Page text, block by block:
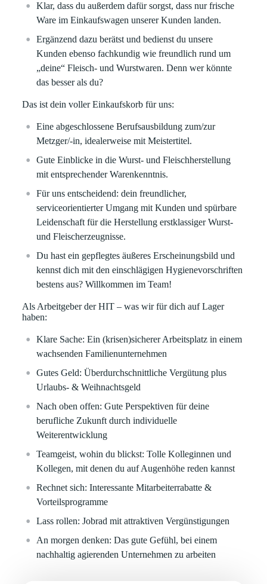
Klar, dass du außerdem dafür sorgst, dass nur frische
Ware im Einkaufswagen unserer Kunden landen.
Ergänzend dazu berätst und bedienst du unsere
Kunden ebenso fachkundig wie freundlich rund um
„deine“ Fleisch- und Wurstwaren. Denn wer könnte
das besser als du?
Das ist dein voller Einkaufskorb für uns:
Eine abgeschlossene Berufsausbildung zum/zur
Metzger/-in, idealerweise mit Meistertitel.
Gute Einblicke in die Wurst- und Fleischherstellung
mit entsprechender Warenkenntnis.
Für uns entscheidend: dein freundlicher,
serviceorientierter Umgang mit Kunden und spürbare
Leidenschaft für die Herstellung erstklassiger Wurst-
und Fleischerzeugnisse.
Du hast ein gepflegtes äußeres Erscheinungsbild und
kennst dich mit den einschlägigen Hygienevorschriften
bestens aus? Willkommen im Team!
Als Arbeitgeber der HIT – was wir für dich auf Lager
haben:
Klare Sache:Ein (krisen)sicherer Arbeitsplatz in einem
wachsenden Familienunternehmen
Gutes Geld:Überdurchschnittliche Vergütung plus
Urlaubs- & Weihnachtsgeld
Nach oben offen:Gute Perspektiven für deine
berufliche Zukunft durch individuelle
Weiterentwicklung
Teamgeist, wohin du blickst:Tolle Kolleginnen und
Kollegen, mit denen du auf Augenhöhe reden kannst
Rechnet sich:Interessante Mitarbeiterrabatte &
Vorteilsprogramme
Lass rollen:Jobrad mit attraktiven Vergünstigungen
An morgen denken:Das gute Gefühl, bei einem
nachhaltig agierenden Unternehmen zu arbeiten